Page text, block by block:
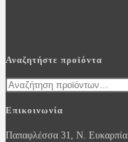
Αναζητήστε προϊόντα
Αναζήτηση
Επικοινωνία
Παπαφλέσσα 31, Ν. Ευκαρπία